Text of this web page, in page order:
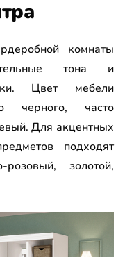
комнаты
тона и
Цвет мебели
черного, часто
Для акцентных
подходят
золотой,